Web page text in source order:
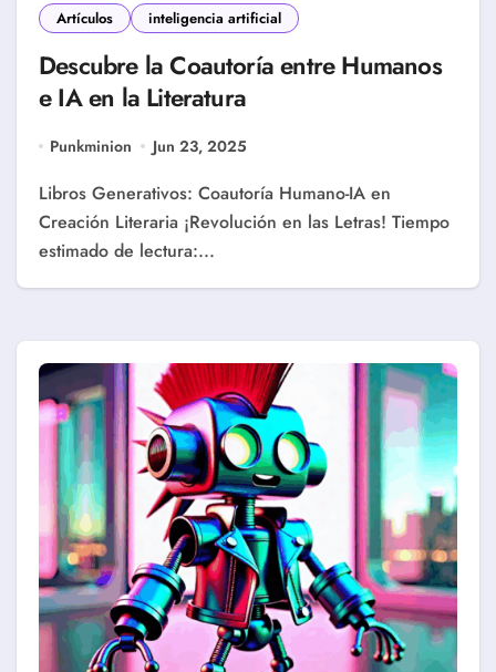
Artículos inteligencia artificial
Descubre la Coautoría entre Humanos
e IA en la Literatura
Punkminion Jun 23, 2025
Libros Generativos: Coautoría Humano-IA en
Creación Literaria ¡Revolución en las Letras! Tiempo
estimado de lectura:...